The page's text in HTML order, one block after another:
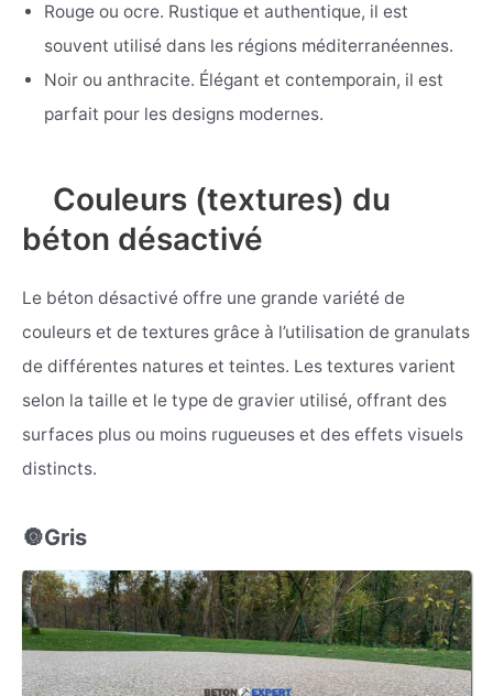
Rouge ou ocre. Rustique et authentique, il est
souvent utilisé dans les régions méditerranéennes.
Noir ou anthracite. Élégant et contemporain, il est
parfait pour les designs modernes.
Couleurs (textures) du
béton désactivé
Le béton désactivé offre une grande variété de
couleurs et de textures grâce à l’utilisation de granulats
de différentes natures et teintes. Les textures varient
selon la taille et le type de gravier utilisé, offrant des
surfaces plus ou moins rugueuses et des effets visuels
distincts.
🔘Gris